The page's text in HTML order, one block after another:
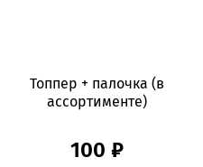
Топпер + палочка (в
ассортименте)
100 ₽